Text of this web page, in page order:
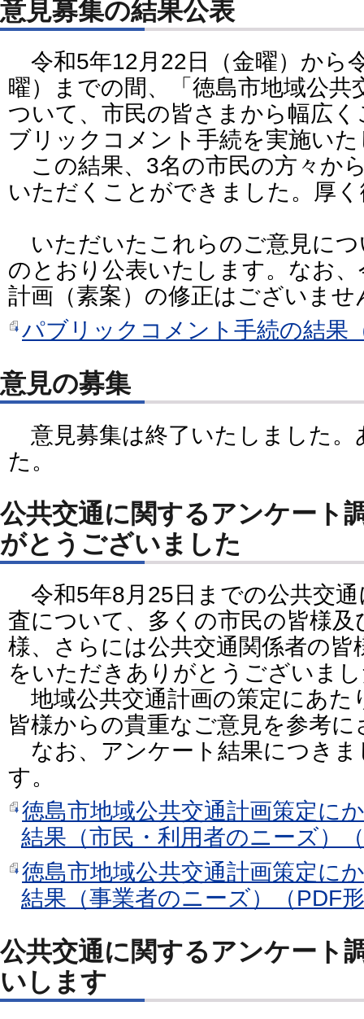
意見募集の結果公表
令和5年12月22日（金曜）から
曜）までの間、「徳島市地域公共
ついて、市民の皆さまから幅広
ブリックコメント手続を実施い
この結果、3名の市民の方々か
いただくことができました。厚
いただいたこれらのご意見につ
のとおり公表いたします。なお
計画（素案）の修正はございませ
パブリックコメント手続の結果
意見の募集
意見募集は終了いたしました。
た。
公共交通に関するアンケート
がとうございました
令和5年8月25日までの公共交
査について、多くの市民の皆様及
様、さらには公共交通関係者の皆
をいただきありがとうございま
地域公共交通計画の策定にあた
皆様からの貴重なご意見を参考
なお、アンケート結果につきま
す。
徳島市地域公共交通計画策定に
結果（市民・利用者のニーズ）
徳島市地域公共交通計画策定に
結果（事業者のニーズ）（PDF
公共交通に関するアンケート
いします